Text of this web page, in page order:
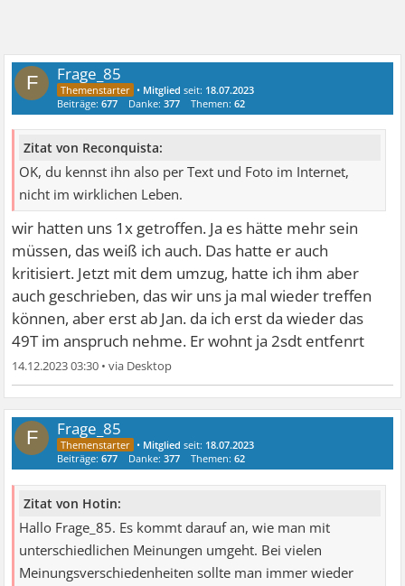
F Frage_85
• Mitglied seit: 18.07.2023
Beiträge:677 Danke:377 Themen:62
Zitat von Reconquista:
OK, du kennst ihn also per Text und Foto im Internet,
nicht im wirklichen Leben.
wir hatten uns 1x getroffen. Ja es hätte mehr sein
müssen, das weiß ich auch. Das hatte er auch
kritisiert. Jetzt mit dem umzug, hatte ich ihm aber
auch geschrieben, das wir uns ja mal wieder treffen
können, aber erst ab Jan. da ich erst da wieder das
49T im anspruch nehme. Er wohnt ja 2sdt entfenrt
14.12.2023 03:30 •
F Frage_85
• Mitglied seit: 18.07.2023
Beiträge:677 Danke:377 Themen:62
Zitat von Hotin:
Hallo Frage_85. Es kommt darauf an, wie man mit
unterschiedlichen Meinungen umgeht. Bei vielen
Meinungsverschiedenheiten sollte man immer wieder